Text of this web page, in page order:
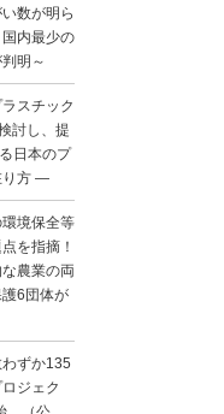
数が明ら
内最少の
明～
スチック
討し、提
日本のプ
り方 ―
境保全等
を指摘！
農業の両
6団体が
ずか135
ジェク